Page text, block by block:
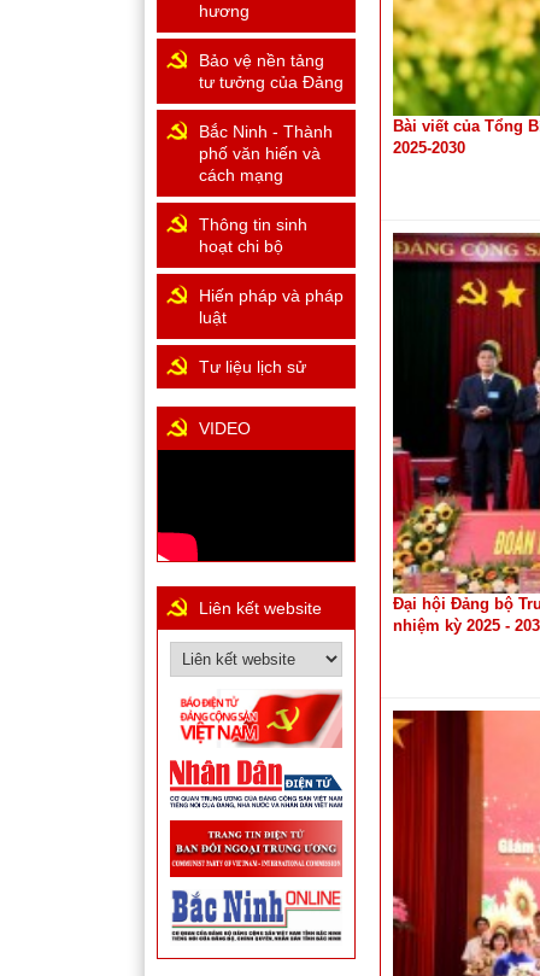
Bài viết của Tổng
2025-2030
Đại hội Đảng bộ
nhiệm kỳ 2025 -
hương
Bảo vệ nền tảng
tư tưởng của Đảng
Bắc Ninh - Thành
phố văn hiến và
cách mạng
Thông tin sinh
hoạt chi bộ
Hiến pháp và pháp
luật
Tư liệu lịch sử
VIDEO
Liên kết website